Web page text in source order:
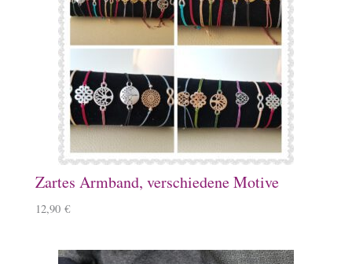
Zartes Armband, verschiedene Motive
12,90 €